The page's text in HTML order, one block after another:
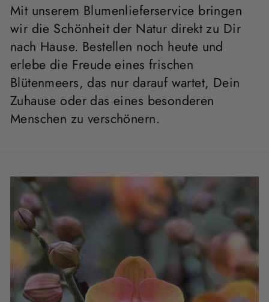
Mit unserem Blumenlieferservice bringen
wir die Schönheit der Natur direkt zu Dir
nach Hause. Bestellen noch heute und
erlebe die Freude eines frischen
Blütenmeers, das nur darauf wartet, Dein
Zuhause oder das eines besonderen
Menschen zu verschönern.